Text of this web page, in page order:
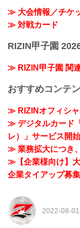
≫ 大会情報／チケ
≫ 対戦カード
RIZIN甲子園
≫ RIZIN甲子園 関
おすすめコンテ
≫ RIZINオフィシ
≫ デジタルカード
レ）」サービス開始
≫ 業務拡大につき
≫【企業様向け】
企業タイアップ募集
2022-08-01